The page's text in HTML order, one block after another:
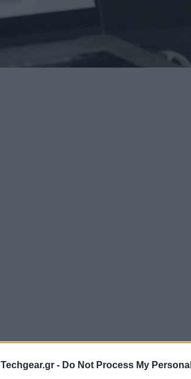
Techgear.gr - Do Not Process My